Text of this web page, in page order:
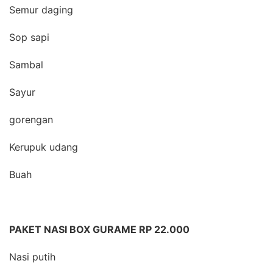
Semur daging
Sop sapi
Sambal
Sayur
gorengan
Kerupuk udang
Buah
PAKET NASI BOX GURAME RP 22.000
Nasi putih